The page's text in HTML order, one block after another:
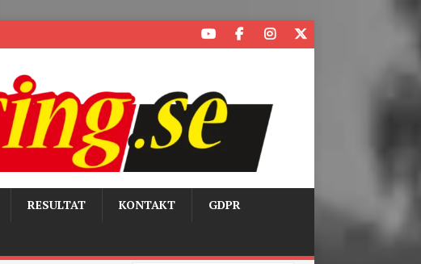
RESULTAT KONTAKT GDPR